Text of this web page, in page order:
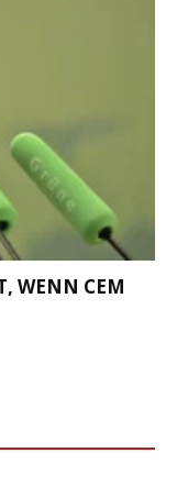
WENN CEM